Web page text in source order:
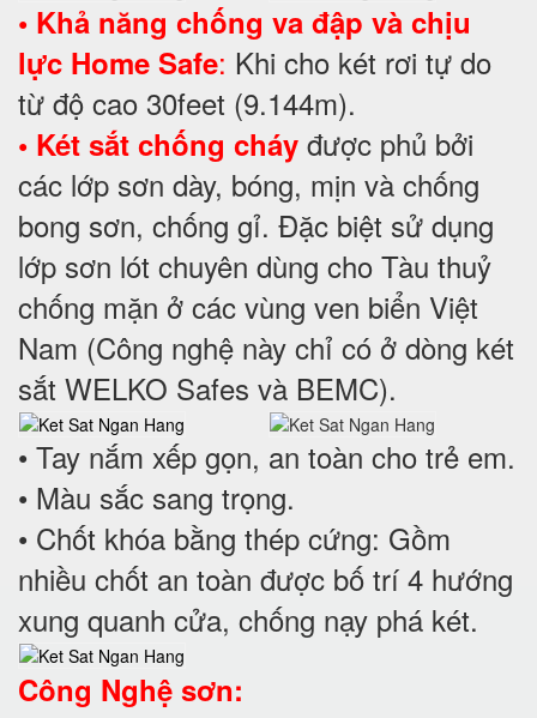
• Khả năng chống va đập và chịu
lực Home Safe: Khi cho két rơi tự do
từ độ cao 30feet (9.144m).
• Két sắt chống cháy được phủ bởi
các lớp sơn dày, bóng, mịn và chống
bong sơn, chống gỉ. Đặc biệt sử dụng
lớp sơn lót chuyên dùng cho Tàu thuỷ
chống mặn ở các vùng ven biển Việt
Nam (Công nghệ này chỉ có ở dòng két
sắt WELKO Safes và BEMC).
• Tay nắm xếp gọn, an toàn cho trẻ em.
• Màu sắc sang trọng.
• Chốt khóa bằng thép cứng: Gồm
nhiều chốt an toàn được bố trí 4 hướng
xung quanh cửa, chống nạy phá két.
Công Nghệ sơn: